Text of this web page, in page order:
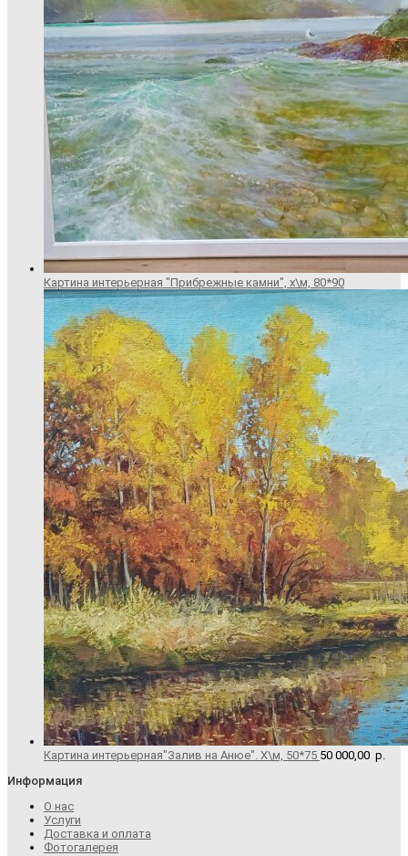
Картина интерьерная "Прибрежные камни", х\м, 80*90
Картина интерьерная"Залив на Анюе". Х\м, 50*75 50 000,00 р.
Информация
О нас
Услуги
Доставка и оплата
Фотогалерея